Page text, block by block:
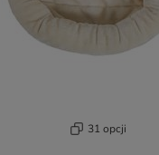
31 opcji